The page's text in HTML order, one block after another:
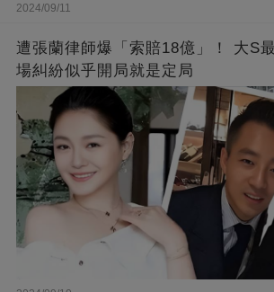
2024/09/11
遭張蘭律師爆「索賠18億」！ 大S
場糾紛似乎開局就是定局